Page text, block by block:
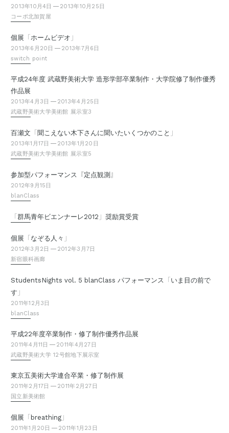
2013年10月4日
2013年10月25日
コーポ北加賀屋
個展 「ホームビデオ 」
2013年6月20日
2013年7月6日
switch point
平成24年度 武蔵野美術大学 造形学部卒業制作・大学院修了制作優秀
作品展
2013年4月3日
2013年4月25日
武蔵野美術大学美術館 展示室3
百瀬文 「聞こえない木下さんに聞いたいくつかのこと 」
2013年1月17日
2013年1月20日
武蔵野美術大学美術館 展示室5
参加型パフォーマンス 『定点観測 』
2012年9月15日
blanClass
「群馬青年ビエンナーレ2012 」 奨励賞受賞
個展 「なぞる人々 」
2012年3月2日
2012年3月7日
新宿眼科画廊
StudentsNights vol. 5 blanClass パフォーマンス 「いま目の前で
す 」
2011年12月3日
blanClass
平成22年度卒業制作・修了制作優秀作品展
2011年4月11日
2011年4月27日
武蔵野美術大学 12号館地下展示室
東京五美術大学連合卒業・修了制作展
2011年2月17日
2011年2月27日
国立新美術館
個展 「breathing 」
2011年1月20日 2011年1月23日